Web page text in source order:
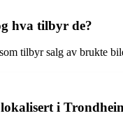
hva tilbyr de?
tilbyr salg av brukte
i